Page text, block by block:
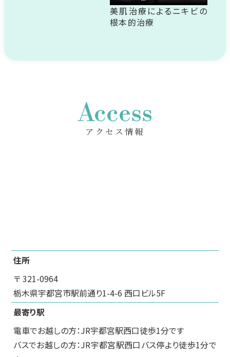
美肌治療によるニキビの
根本的治療
Access
アクセス情報
住所
〒 321-0964
栃木県宇都宮市駅前通り1-4-6 西口ビル5F
最寄り駅
電車でお越しの方：JR宇都宮駅西口徒歩1分です
バスでお越しの方：JR宇都宮駅西口バス停より徒歩1分で